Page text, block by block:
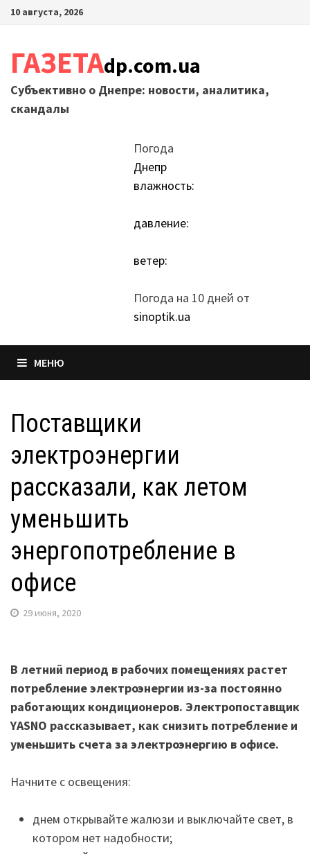
Перейти
10 августа, 2026
ГАЗЕТАdp.com.ua
Субъективно о Днепре: новости, аналитика,
скандалы
Погода
Днепр
влажность:
давление:
ветер:
Погода на 10 дней от
sinoptik.ua
МЕНЮ
Поставщики
электроэнергии
рассказали, как летом
уменьшить
энергопотребление в
офисе
29 июня, 2020
В летний период в рабочих помещениях растет
потребление электроэнергии из-за постоянно
работающих кондиционеров. Электропоставщик
YASNO рассказывает, как снизить потребление и
уменьшить счета за электроэнергию в офисе.
Начните с освещения:
днем открывайте жалюзи и выключайте свет, в
котором нет надобности;